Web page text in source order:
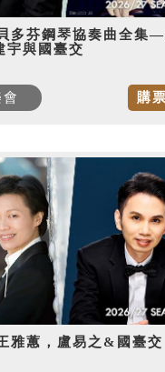
多芬鋼琴協奏曲全集
宇與國臺交
購
雅蕙，盧易之&國臺交